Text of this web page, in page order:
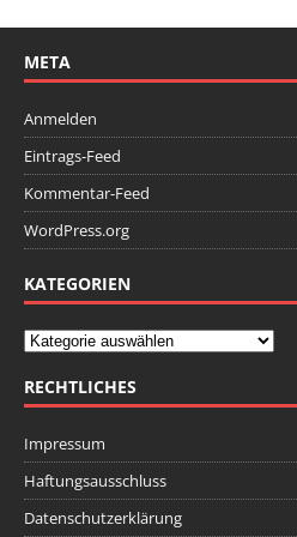
META
Anmelden
Eintrags-Feed
Kommentar-Feed
WordPress.org
KATEGORIEN
RECHTLICHES
Impressum
Haftungsausschluss
Datenschutzerklärung